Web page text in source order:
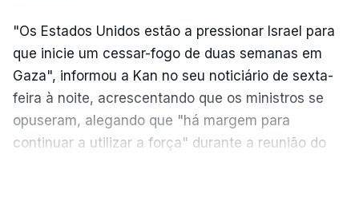
"Os Estados Unidos estão a pressionar Israel para
que inicie um cessar-fogo de duas semanas em
Gaza", informou a Kan no seu noticiário de sexta-
feira à noite, acrescentando que os ministros se
opuseram, alegando que "há margem para
continuar a utilizar a força" durante a reunião do